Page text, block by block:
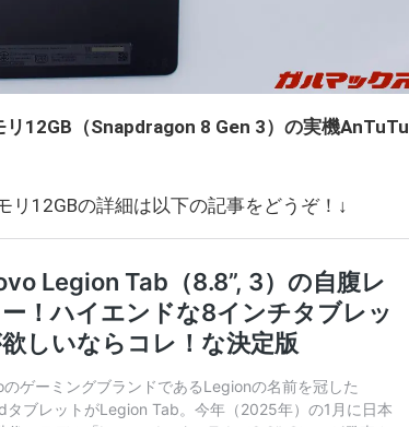
12GB（Snapdragon 8 Gen 3）の実機AnTuTu
リ12GBの詳細は以下の記事をどうぞ！↓